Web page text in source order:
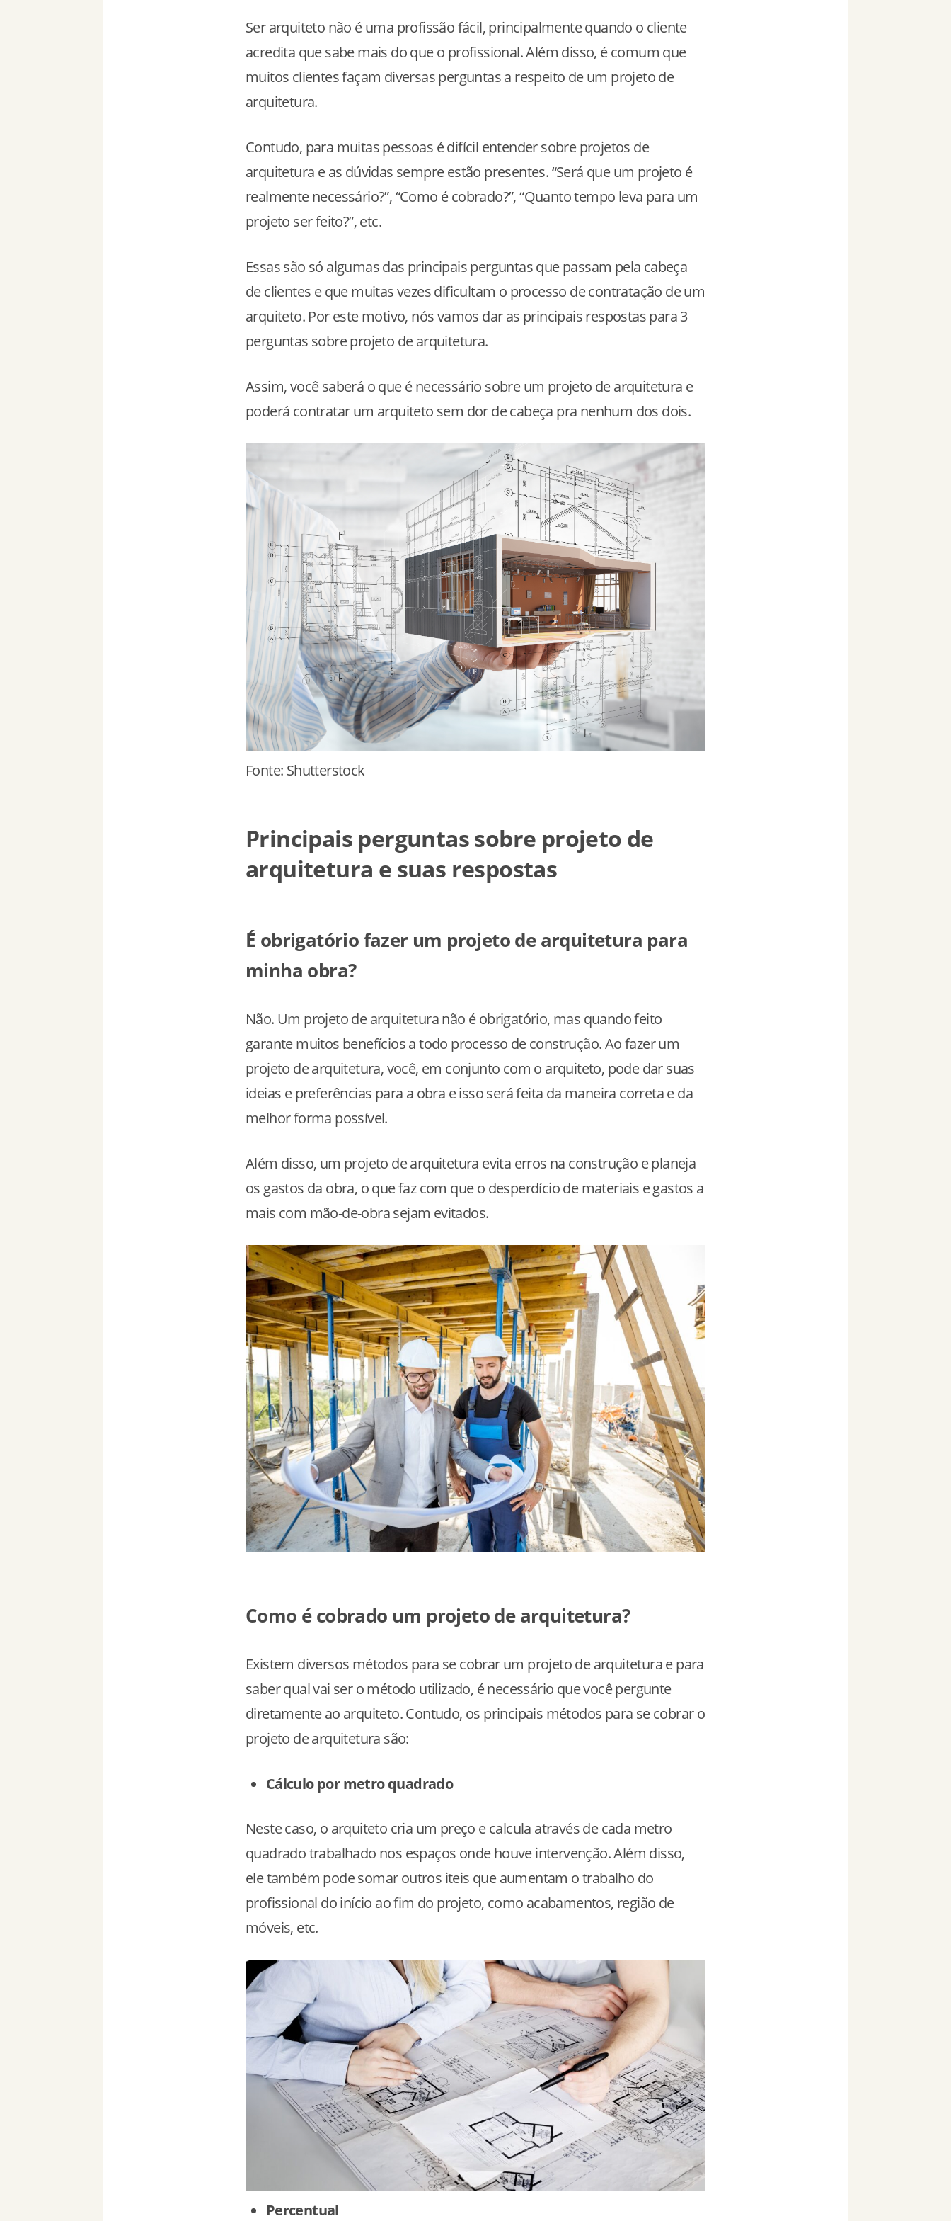
Ser arquiteto não é uma profissão fácil, principalmente quando o cliente
acredita que sabe mais do que o profissional. Além disso, é comum que
muitos clientes façam diversas perguntas a respeito de um projeto de
arquitetura.
Contudo, para muitas pessoas é difícil entender sobre projetos de
arquitetura e as dúvidas sempre estão presentes. “Será que um projeto é
realmente necessário?”, “Como é cobrado?”, “Quanto tempo leva para um
projeto ser feito?”, etc.
Essas são só algumas das principais perguntas que passam pela cabeça
de clientes e que muitas vezes dificultam o processo de contratação de um
arquiteto. Por este motivo, nós vamos dar as principais respostas para 3
perguntas sobre projeto de arquitetura.
Assim, você saberá o que é necessário sobre um projeto de arquitetura e
poderá contratar um arquiteto sem dor de cabeça pra nenhum dos dois.
Fonte: Shutterstock
Principais perguntas sobre projeto de
arquitetura e suas respostas
É obrigatório fazer um projeto de arquitetura para
minha obra?
Não. Um projeto de arquitetura não é obrigatório, mas quando feito
garante muitos benefícios a todo processo de construção. Ao fazer um
projeto de arquitetura, você, em conjunto com o arquiteto, pode dar suas
ideias e preferências para a obra e isso será feita da maneira correta e da
melhor forma possível.
Além disso, um projeto de arquitetura evita erros na construção e planeja
os gastos da obra, o que faz com que o desperdício de materiais e gastos a
mais com mão-de-obra sejam evitados.
Como é cobrado um projeto de arquitetura?
Existem diversos métodos para se cobrar um projeto de arquitetura e para
saber qual vai ser o método utilizado, é necessário que você pergunte
diretamente ao arquiteto. Contudo, os principais métodos para se cobrar o
projeto de arquitetura são:
Cálculo por metro quadrado
Neste caso, o arquiteto cria um preço e calcula através de cada metro
quadrado trabalhado nos espaços onde houve intervenção. Além disso,
ele também pode somar outros iteis que aumentam o trabalho do
profissional do início ao fim do projeto, como acabamentos, região de
móveis, etc.
Percentual